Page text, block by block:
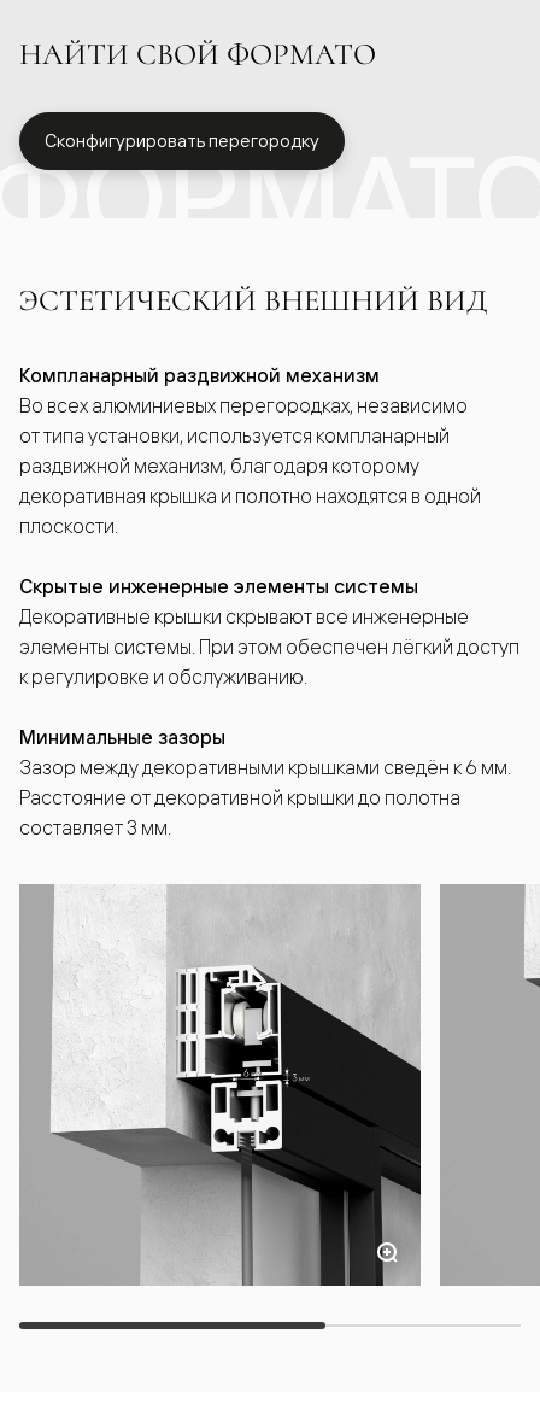
НАЙТИ СВОЙ ФОРМАТО
Сконфигурировать перегородку
ЭСТЕТИЧЕСКИЙ ВНЕШНИЙ ВИД
Компланарный раздвижной механизм
Во всех алюминиевых перегородках, независимо
от типа установки, используется компланарный
раздвижной механизм, благодаря которому
декоративная крышка и полотно находятся в одной
плоскости.
Скрытые инженерные элементы системы
Декоративные крышки скрывают все инженерные
элементы системы. При этом обеспечен лёгкий доступ
к регулировке и обслуживанию.
Минимальные зазоры
Зазор между декоративными крышками сведён к 6 мм.
Расстояние от декоративной крышки до полотна
составляет 3 мм.